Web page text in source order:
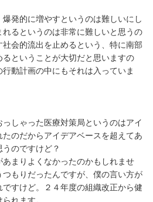
爆発的に増やすというのは難しいにし
るというのは非常に難しいと思うの
会的流出を止めるという、特に南部
ということが大切だと思いますの
動計画の中にもそれは入っていま
っしゃった医療対策局というのはアイ
のだからアイデアベースを超えてあ
のですけど？
あまりよくなかったのかもしれませ
もりだったんですが、僕の言い方が
すけど。２４年度の組織改正から健
れます。